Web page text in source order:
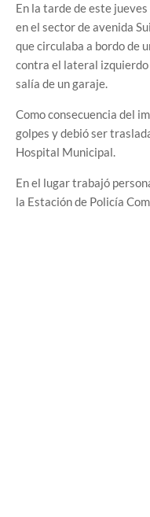
En la tarde de este
en el sector de avenida
que circulaba a bordo de
contra el lateral izquierdo
salía de un garaje.
Como consecuencia del
golpes y debió ser
Hospital Municipal.
En el lugar trabajó
la Estación de Policía